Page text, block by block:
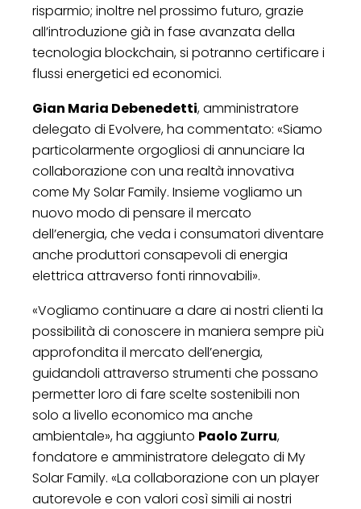
risparmio; inoltre nel prossimo futuro, grazie
all’introduzione già in fase avanzata della
tecnologia blockchain, si potranno certificare i
flussi energetici ed economici.
Gian Maria Debenedetti, amministratore
delegato di Evolvere, ha commentato: «Siamo
particolarmente orgogliosi di annunciare la
collaborazione con una realtà innovativa
come My Solar Family. Insieme vogliamo un
nuovo modo di pensare il mercato
dell’energia, che veda i consumatori diventare
anche produttori consapevoli di energia
elettrica attraverso fonti rinnovabili».
«Vogliamo continuare a dare ai nostri clienti la
possibilità di conoscere in maniera sempre più
approfondita il mercato dell’energia,
guidandoli attraverso strumenti che possano
permetter loro di fare scelte sostenibili non
solo a livello economico ma anche
ambientale», ha aggiunto Paolo Zurru,
fondatore e amministratore delegato di My
Solar Family. «La collaborazione con un player
autorevole e con valori così simili ai nostri